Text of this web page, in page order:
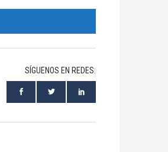
SÍGUENOS EN REDES: